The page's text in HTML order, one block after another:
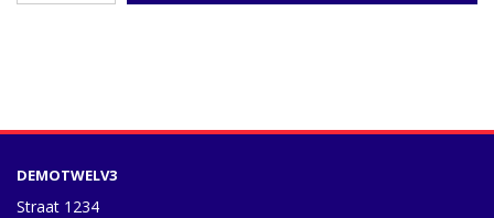
DEMOTWELV3
Straat 1234